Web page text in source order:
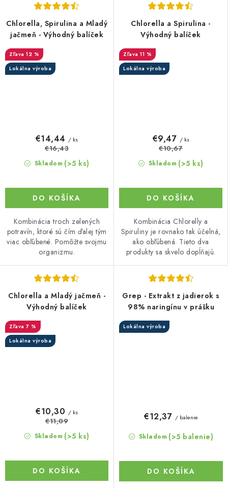
Chlorella, Spirulina a Mladý
jačmeň - Výhodný balíček
12 %
Lokálna výroba
Skladom (>5 ks)
€14,44 / ks
€16,43
DO KOŠÍKA
Kombinácia troch zelených
potravín, ktoré sú čím ďalej tým
viac obľúbené. Pomôžte svojmu
organizmu.
Chlorella a Spirulina -
Výhodný balíček
11 %
Lokálna výroba
Skladom (>5 ks)
€9,47 / ks
€10,67
DO KOŠÍKA
Kombinácia Chlorelly a
Spiruliny je rovnako tak účelná,
ako obľúbená. Tieto dva
produkty sa skvelo dopĺňajú.
Chlorella a Mladý jačmeň -
Výhodný balíček
7 %
Lokálna výroba
Skladom (>5 ks)
€10,30 / ks
€11,09
DO KOŠÍKA
Grep - Extrakt z jadierok s
98% naringínu v prášku
Lokálna výroba
Skladom (>5 balenie)
€12,37 / balenie
DO KOŠÍKA